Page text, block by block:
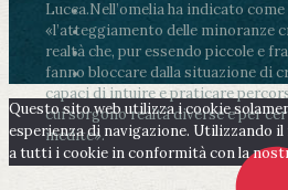
Lucca.Nell’omelia ha indicato
«l’atteggiamento delle minoranze
realtà che, pur essendo piccole e
fanno bloccare dalla situazione di
capaci di intuire e praticare
cui sorgono realtà diverse e per
inedite».
Questo sito web utilizza i cookie
esperienza di navigazione. Utilizzando
a tutti i cookie in conformità con la